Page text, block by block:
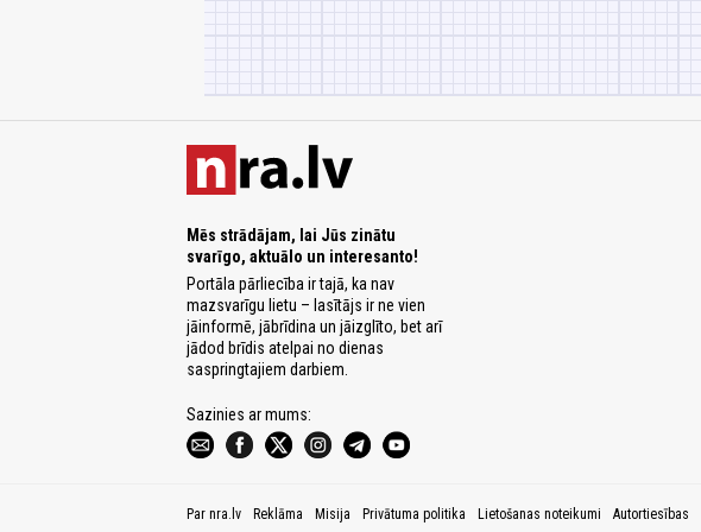
Mēs strādājam, lai Jūs zinātu
svarīgo, aktuālo un interesanto!
Portāla pārliecība ir tajā, ka nav
mazsvarīgu lietu – lasītājs ir ne vien
jāinformē, jābrīdina un jāizglīto, bet arī
jādod brīdis atelpai no dienas
saspringtajiem darbiem.
Sazinies ar mums:
Par nra.lv Reklāma Misija Privātuma politika Lietošanas noteikumi Autortiesības